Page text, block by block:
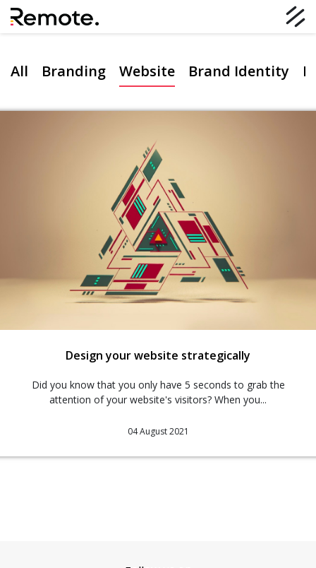
All Branding Website Brand Identity
Design your website strategically
Did you know that you only have 5 seconds to grab the
attention of your website's visitors? When you...
04 August 2021